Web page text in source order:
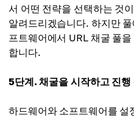
서 어떤 전략을 선택하는 것
알려드리겠습니다. 하지만
프트웨어에서 URL 채굴 풀
합니다.
5단계. 채굴을 시작하고 진행
하드웨어와 소프트웨어를 설